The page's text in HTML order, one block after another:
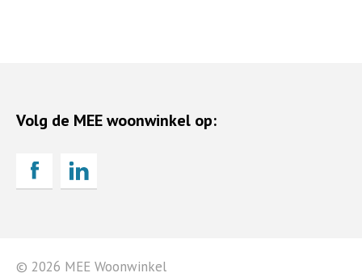
Volg de MEE woonwinkel op:
© 2026 MEE Woonwinkel